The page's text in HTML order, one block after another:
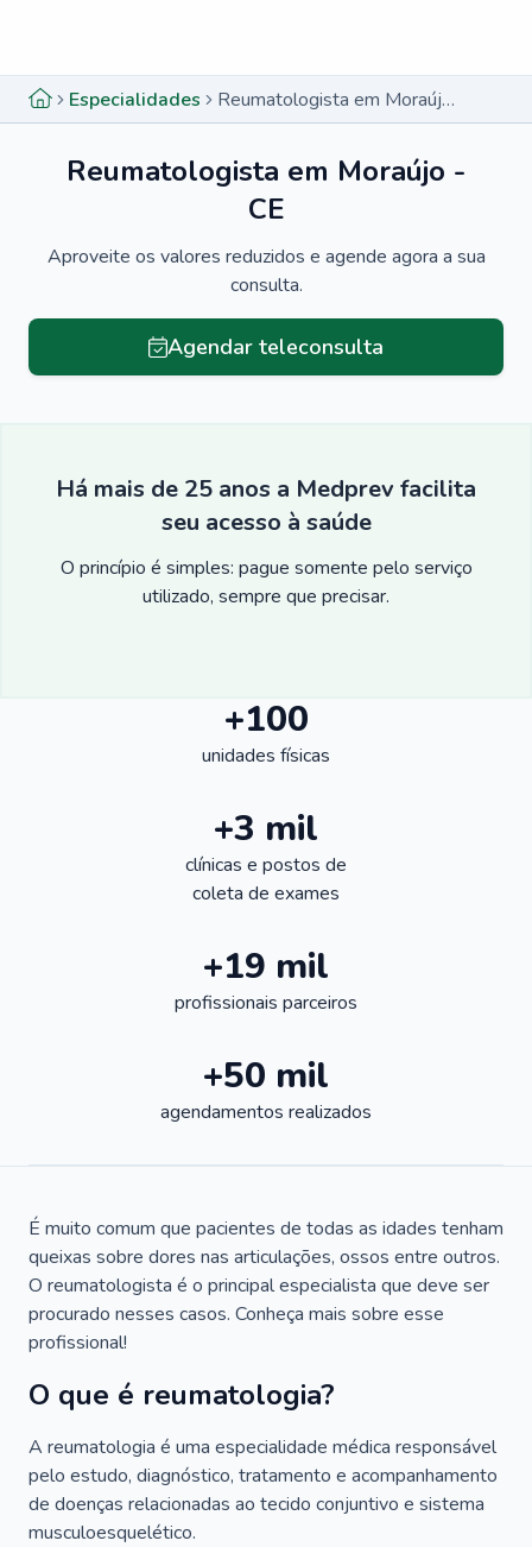
Especialidades Reumatologista em Moraújo - CE
Reumatologista em Moraújo -
CE
Aproveite os valores reduzidos e agende agora a sua
consulta.
Agendar teleconsulta
Há mais de 25 anos a Medprev facilita
seu acesso à saúde
O princípio é simples: pague somente pelo serviço
utilizado, sempre que precisar.
+100
unidades físicas
+3 mil
clínicas e postos de
coleta de exames
+19 mil
profissionais parceiros
+50 mil
agendamentos realizados
É muito comum que pacientes de todas as idades tenham
queixas sobre dores nas articulações, ossos entre outros.
O reumatologista é o principal especialista que deve ser
procurado nesses casos. Conheça mais sobre esse
profissional!
O que é reumatologia?
A reumatologia é uma especialidade médica responsável
pelo estudo, diagnóstico, tratamento e acompanhamento
de doenças relacionadas ao tecido conjuntivo e sistema
musculoesquelético.